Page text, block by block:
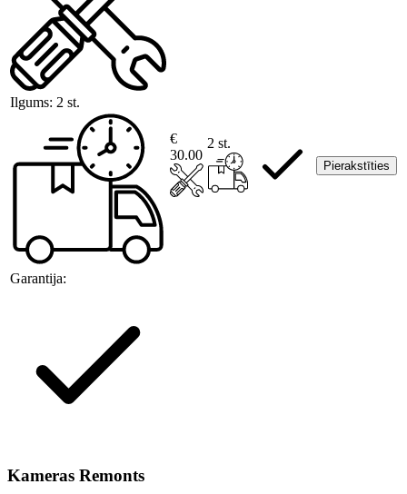
Ilgums: 2 st.
Garantija:
€
30.00
2 st.
Pierakstīties
Kameras Remonts